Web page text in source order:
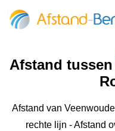
Afstand tussen
Afstand van
rechte lijn - Afstand